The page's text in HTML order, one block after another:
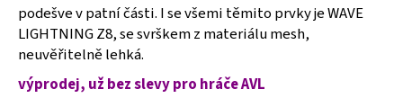
podešve v patní části. I se všemi těmito prvky je WAVE
LIGHTNING Z8, se svrškem z materiálu mesh,
neuvěřitelně lehká.
výprodej, už bez slevy pro hráče AVL
j
e
m
e